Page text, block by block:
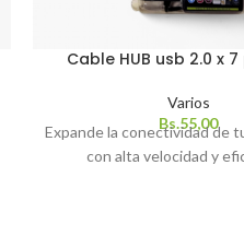
Cable HUB usb 2.0 x
Varios
Bs.55,00
Expande la conectividad de
con alta velocidad y